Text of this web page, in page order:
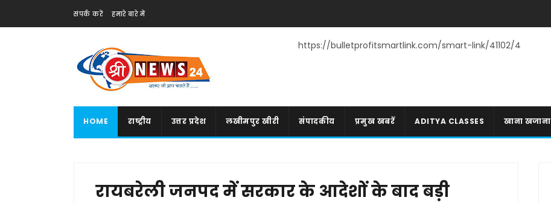
संपर्क करें हमारे बारे में
https://bulletprofitsmartlink.com/smart-link/41102/4
HOME राष्ट्रीय उत्तर प्रदेश लखीमपुर खीरी संपादकीय प्रमुख खबरें ADITYA CLASSES खाना खजाना
रायबरेली जनपद में सरकार के आदेशों के बाद बड़ी